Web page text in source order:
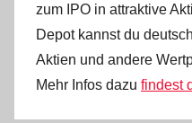
zum IPO in attraktive
Depot kannst du
Aktien und andere
Mehr Infos dazu findest